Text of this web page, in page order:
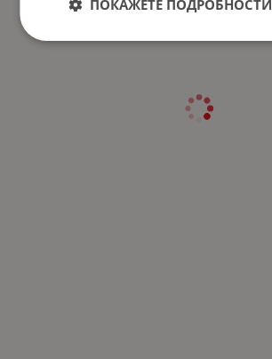
ПОКАЖЕТЕ ПОДРОБНОСТИ